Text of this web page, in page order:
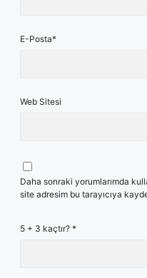
E-Posta*
Web Sitesi
Daha sonraki yorumlarımda
site adresim bu tarayıcıya
5 + 3 kaçtır? *